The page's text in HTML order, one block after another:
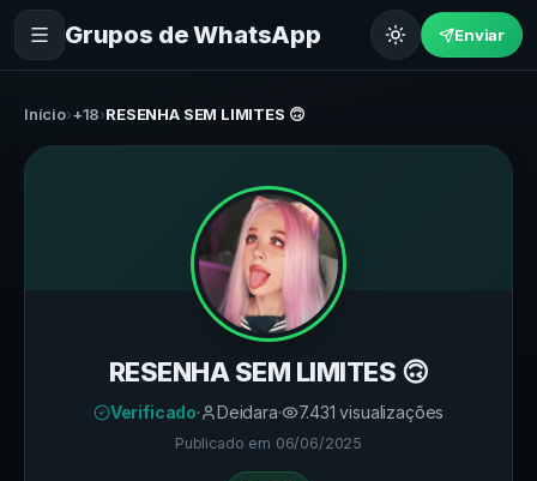
Grupos de WhatsApp Enviar
Início›+18›RESENHA SEM LIMITES 🙃
RESENHA SEM LIMITES 🙃
Verificado· Deidara· 7.431 visualizações
Publicado em 06/06/2025